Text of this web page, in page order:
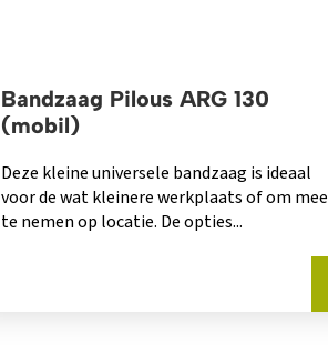
Bandzaag Pilous ARG 130
(mobil)
Deze kleine universele bandzaag is ideaal
voor de wat kleinere werkplaats of om mee
te nemen op locatie. De opties...